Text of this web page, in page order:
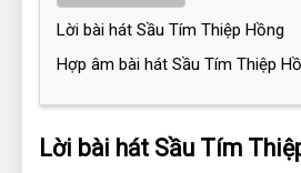
Lời bài hát Sầu Tím Thiệp Hồng
Hợp âm bài hát Sầu Tím Thiệp
Lời bài hát Sầu Tím